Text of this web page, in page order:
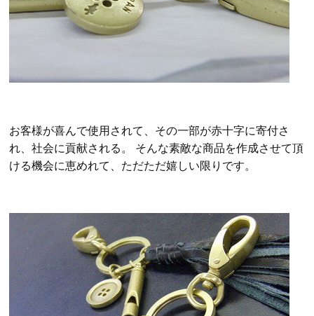
お客様が喜んで使用されて、その一部が赤十字に寄付さ
れ、社会に貢献される。
そんな素敵な商品を作成させて頂
ける機会に恵めれて、ただただ嬉しい限りです。